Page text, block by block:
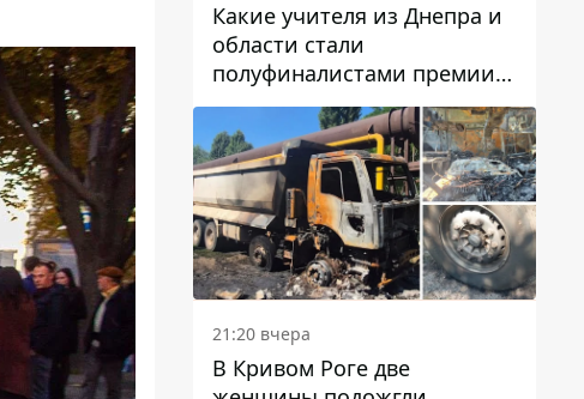
Какие учителя из Днепра и
области стали
полуфиналистами премии
Global Teacher Prize Ukraine
2026
21:20 вчера
В Кривом Роге две